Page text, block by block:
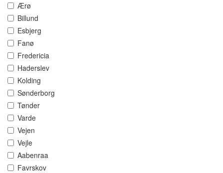
Ærø
Billund
Esbjerg
Fanø
Fredericia
Haderslev
Kolding
Sønderborg
Tønder
Varde
Vejen
Vejle
Aabenraa
Favrskov